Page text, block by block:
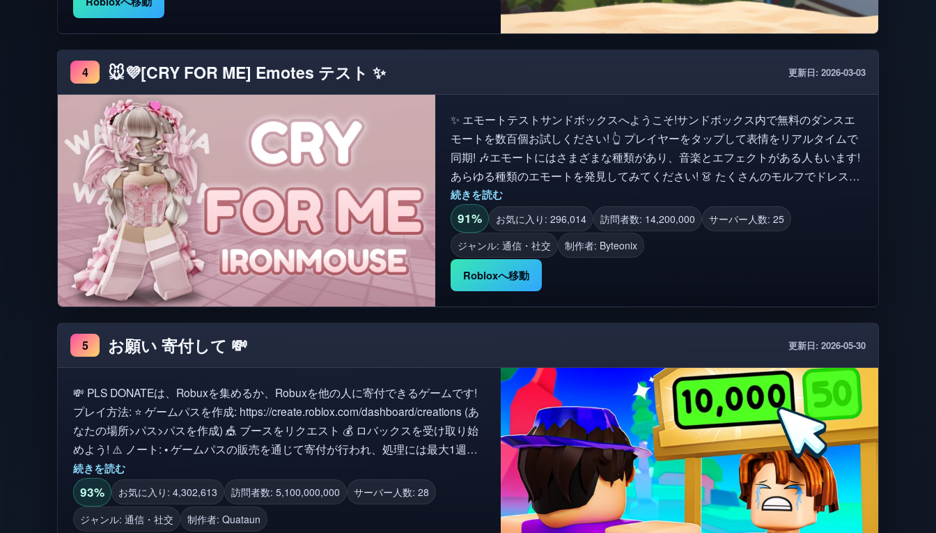
4 🐭💜[CRY FOR ME] Emotes テスト ✨ 更新日: 2026-03-03
✨ エモートテストサンドボックスへようこそ!サンドボックス内で無料のダンスエ
モートを数百個お試しください! 👆 プレイヤーをタップして表情をリアルタイムで
同期! 🎶エモートにはさまざまな種類があり、音楽とエフェクトがある人もいます!
あらゆる種類のエモートを発見してみてください! 👗 たくさんのモルフでドレスア
ップしてエモートを試す! 😍 エモートパックで限定のエモートをアンロックした
り、個別にアンロックしたり! 🎮 Emotes Testing Sandboxは、電話、タブレット、
コンソールを含むすべてのデバイスで動作します! © 著作権 Build2Inspire 2026。す
べての権利は留保されています アニメーションやサムネイルを含むすべてのゲー
ム内コンテンツは、Build2Inspireの知的財産です。
続きを読む
91% お気に入り: 296,014 訪問者数: 14,200,000
サーバー人数: 25
ジャンル: 通信・社交
制作者: Byteonix
Robloxへ移動
5 お願い 寄付して 💸 更新日: 2026-05-30
💸 PLS DONATEは、Robuxを集めるか、Robuxを他の人に寄付できるゲームです!
プレイ方法: ⭐ ゲームパスを作成: https://create.roblox.com/dashboard/creations (あ
なたの場所>パス>パスを作成) 🎪 ブースをリクエスト 💰 ロバックスを受け取り始
めよう! ⚠️ ノート: • ゲームパスの販売を通じて寄付が行われ、処理には最大1週間
かかることがあります。 • ゲーム内で表示されるRobuxは販売価格ですが、Roblox
の税金により、受け取る金額が低い場合があります。 • 待機中のRobuxをチェック
してください: https://www.roblox.com/transactions 👍 好み、お気に入り、特典のた
めにQuataunグループに参加しよう!
続きを読む
93% お気に入り: 4,302,613 訪問者数: 5,100,000,000
サーバー人数: 28
ジャンル: 通信・社交
制作者: Quataun